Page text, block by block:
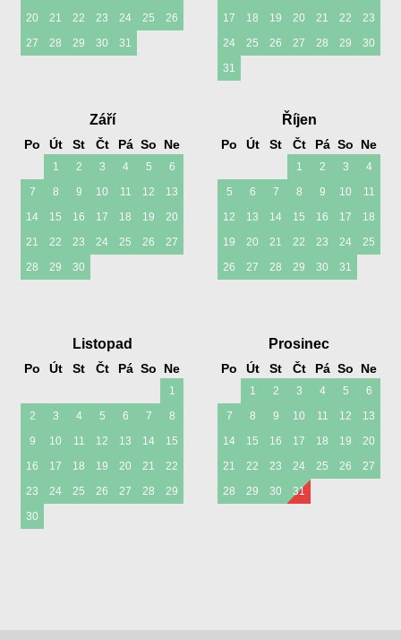
20
21 22 23 24 25
26
27
28 29 30 31
17
18 19 20 21 22
23
24
25 26 27 28 29
30
31
Září
Po Út St Čt Pá So Ne
1 2 3 4 5
6
7
8 9 10 11 12
13
14
15 16 17 18 19
20
21
22 23 24 25 26
27
28
29 30
Říjen
Po Út St Čt Pá So Ne
1 2 3
4
5
6 7 8 9 10
11
12
13 14 15 16 17
18
19
20 21 22 23 24
25
26
27 28 29 30 31
Listopad
Po Út St Čt Pá So Ne
1
2
3 4 5 6 7
8
9
10 11 12 13 14
15
16
17 18 19 20 21
22
23
24 25 26 27 28
29
30
Prosinec
Po Út St Čt Pá So Ne
1 2 3 4 5
6
7
8 9 10 11 12
13
14
15 16 17 18 19
20
21
22 23 24 25 26
27
28
29 30 31